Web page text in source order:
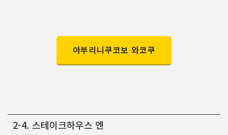
아부리니쿠코보 와코쿠
2-4. 스테이크하우스 엔